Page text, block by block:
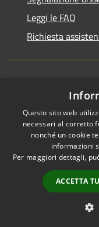
Leggi le FAQ
Richiesta
Nuova
Informativa
Note legali
Dichiarazione di
Questo sito web
necessari al corretto
nonché un cookie
informazioni
Per maggiori dettagli,
ACCETTA